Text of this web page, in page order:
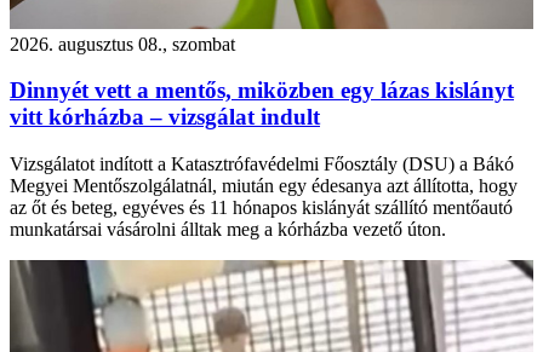
2026. augusztus 08., szombat
Dinnyét vett a mentős, miközben egy lázas kislányt
vitt kórházba – vizsgálat indult
Vizsgálatot indított a Katasztrófavédelmi Főosztály (DSU) a Bákó
Megyei Mentőszolgálatnál, miután egy édesanya azt állította, hogy
az őt és beteg, egyéves és 11 hónapos kislányát szállító mentőautó
munkatársai vásárolni álltak meg a kórházba vezető úton.